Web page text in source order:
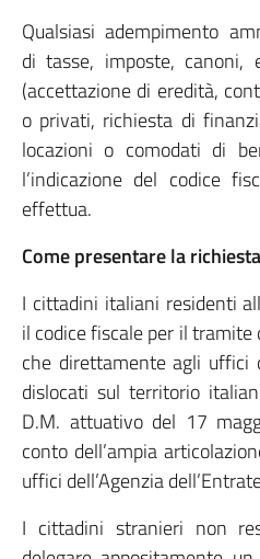
Qualsiasi adempimento
di tasse, imposte, canoni,
(accettazione di eredità,
o privati, richiesta di
locazioni o comodati di
l’indicazione del codice
effettua.
Come presentare la richiesta
I cittadini italiani residenti
il codice fiscale per il
che direttamente agli uffici
dislocati sul territorio
D.M. attuativo del 17
conto dell’ampia
uffici dell’Agenzia
I cittadini stranieri non